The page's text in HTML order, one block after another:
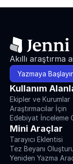
Akıllı araştırma
Yazmaya
Kullanım
Ekipler ve Kurumlar
Araştırmacılar İçin
Edebiyat İnceleme
Mini Araçlar
Tarayıcı Eklentisi
Tez Beyanı
Yeniden Yazma